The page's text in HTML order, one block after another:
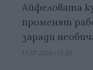
Айфеловата
променят
заради
11.07.2026 / 17:30